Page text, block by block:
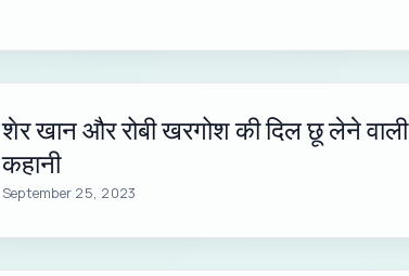
शेर खान और रोबी खरगोश की दिल छू लेने वाली
कहानी
September 25, 2023